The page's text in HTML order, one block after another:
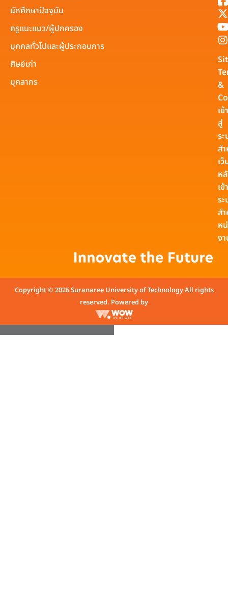
นักศึกษาปัจจุบัน
ครูแนะแนว/ผู้ปกครอง
บุคคลทั่วไปและผู้ประกอบการ
ศิษย์เก่า
บุคลากร
&
เข้า
สู่
ร
ส
เ
ห
เข้
ร
ส
ห
ง
Copyright © 2026 Suranaree University of Technology All rights
reserved. Powered by